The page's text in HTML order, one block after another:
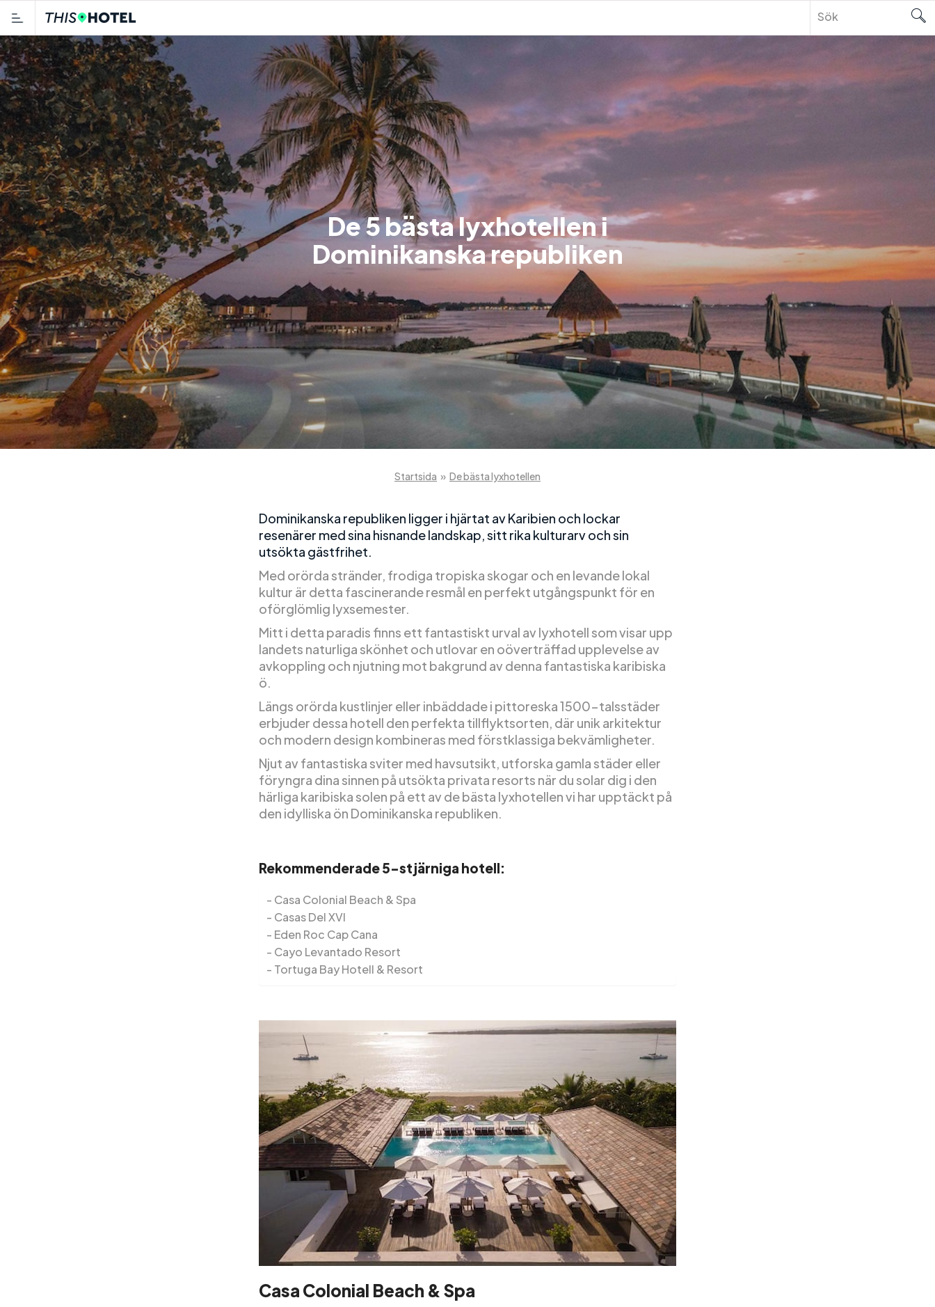
De 5 bästa lyxhotellen i
Dominikanska republiken
Startsida » De bästa lyxhotellen
Dominikanska republiken ligger i hjärtat av Karibien och lockar
resenärer med sina hisnande landskap, sitt rika kulturarv och sin
utsökta gästfrihet.
Med orörda stränder, frodiga tropiska skogar och en levande lokal
kultur är detta fascinerande resmål en perfekt utgångspunkt för en
oförglömlig lyxsemester.
Mitt i detta paradis finns ett fantastiskt urval av lyxhotell som visar upp
landets naturliga skönhet och utlovar en oöverträffad upplevelse av
avkoppling och njutning mot bakgrund av denna fantastiska karibiska
ö.
Längs orörda kustlinjer eller inbäddade i pittoreska 1500-talsstäder
erbjuder dessa hotell den perfekta tillflyktsorten, där unik arkitektur
och modern design kombineras med förstklassiga bekvämligheter.
Njut av fantastiska sviter med havsutsikt, utforska gamla städer eller
föryngra dina sinnen på utsökta privata resorts när du solar dig i den
härliga karibiska solen på ett av de bästa lyxhotellen vi har upptäckt på
den idylliska ön Dominikanska republiken.
Rekommenderade 5-stjärniga hotell:
Casa Colonial Beach & Spa
Casas Del XVI
Eden Roc Cap Cana
Cayo Levantado Resort
Tortuga Bay Hotell & Resort
Casa Colonial Beach & Spa